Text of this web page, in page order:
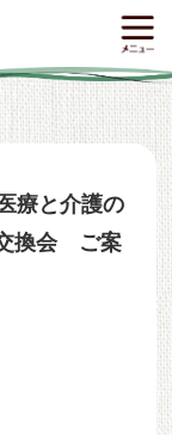
療と介護の
換会 ご案